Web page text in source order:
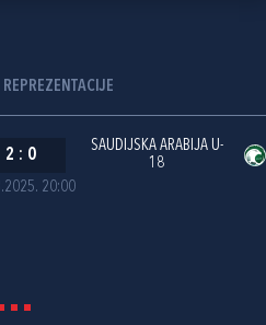
REPREZENTACIJE
20:00
2 : 0
SAUDIJSKA ARABIJA U-
18